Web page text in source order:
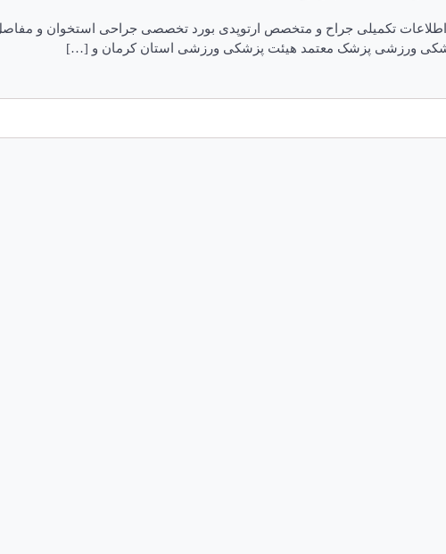
تکمیلی جراح و متخصص ارتوپدی بورد تخصصی جراحی استخوان و مفاصل